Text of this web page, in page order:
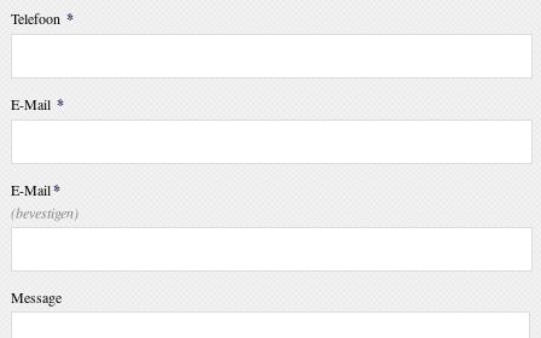
Telefoon *
E-Mail *
E-Mail*
(bevestigen)
Message